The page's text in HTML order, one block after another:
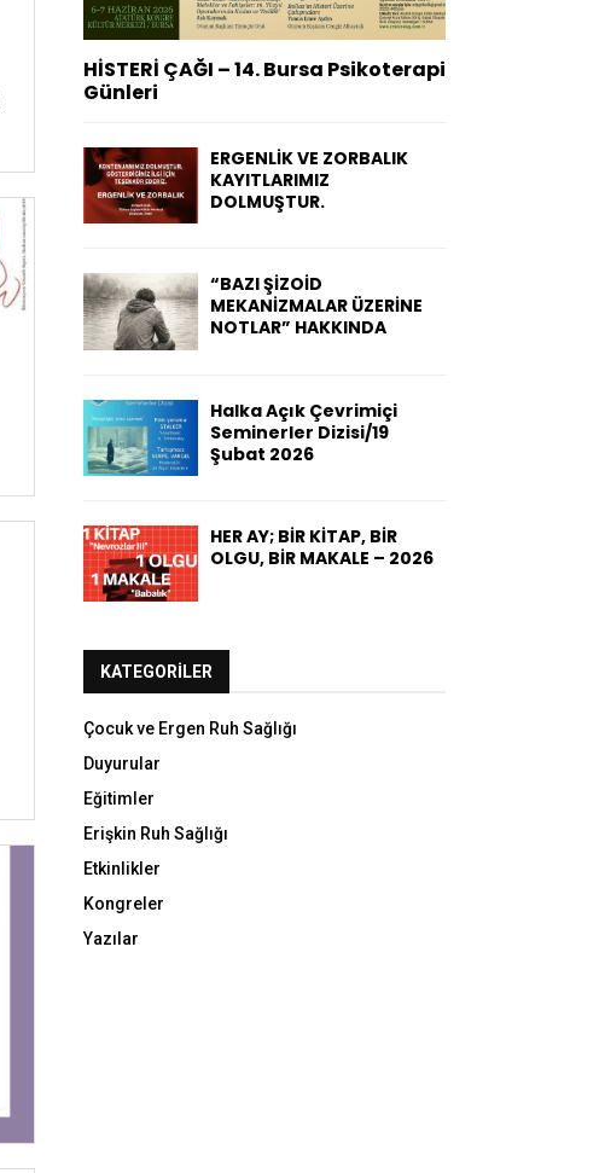
HİSTERİ ÇAĞI – 14. Bursa Psikoterapi
Günleri
ERGENLİK VE ZORBALIK
KAYITLARIMIZ
DOLMUŞTUR.
“BAZI ŞİZOİD
MEKANİZMALAR ÜZERİNE
NOTLAR” HAKKINDA
Halka Açık Çevrimiçi
Seminerler Dizisi/19
Şubat 2026
HER AY; BİR KİTAP, BİR
OLGU, BİR MAKALE – 2026
KATEGORILER
Çocuk ve Ergen Ruh Sağlığı
Duyurular
Eğitimler
Erişkin Ruh Sağlığı
Etkinlikler
Kongreler
Yazılar